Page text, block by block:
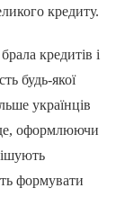
кредиту.
кредитів і
будь-якої
українців
де, оформлюючи
формувати